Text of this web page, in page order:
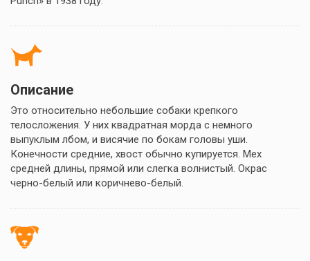
Описание
Это относительно небольшие собаки крепкого
телосложения. У них квадратная морда с немного
выпуклым лбом, и висячие по бокам головы уши.
Конечности средние, хвост обычно купируется. Мех
средней длины, прямой или слегка волнистый. Окрас
черно-белый или коричнево-белый.